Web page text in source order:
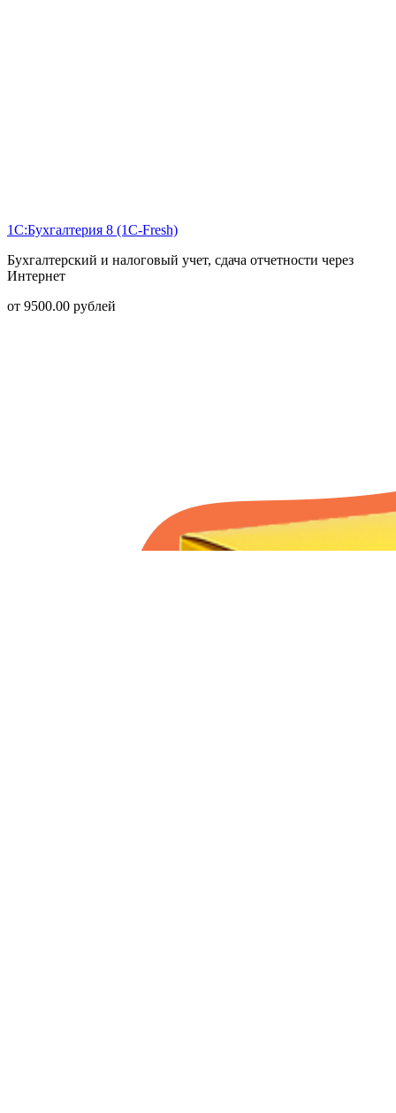
1С:Бухгалтерия 8 (1С-Fresh)
Бухгалтерский и налоговый учет, сдача отчетности через
Интернет
от 9500.00 рублей